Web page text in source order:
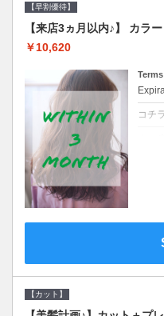
【早割優待】
【来店3ヵ月以内♪】 カラ
￥10,620
コチ
【カット】